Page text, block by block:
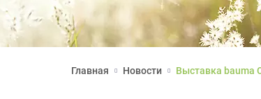
Главная Новости Выставка bauma